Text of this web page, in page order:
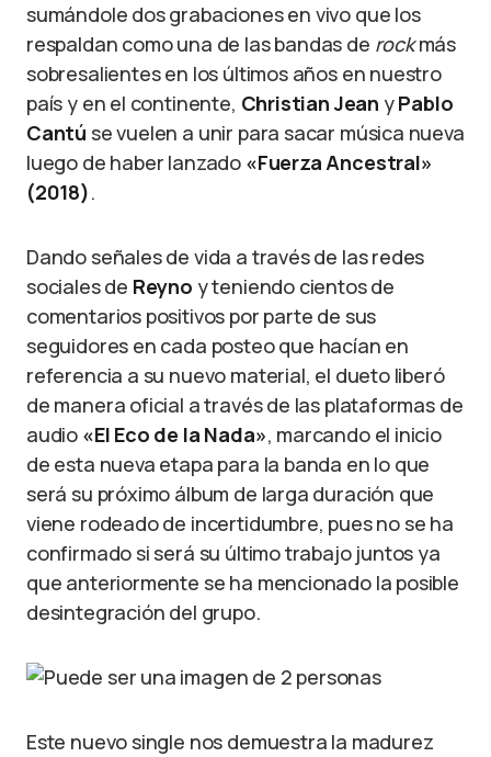
sumándole dos grabaciones en vivo que los
respaldan como una de las bandas de rockmás
sobresalientes en los últimos años en nuestro
país y en el continente, Christian Jean yPablo
Cantú se vuelen a unir para sacar música nueva
luego de haber lanzado «Fuerza Ancestral»
(2018).
Dando señales de vida a través de las redes
sociales de Reyno y teniendo cientos de
comentarios positivos por parte de sus
seguidores en cada posteo que hacían en
referencia a su nuevo material, el dueto liberó
de manera oficial a través de las plataformas de
audio «El Eco de la Nada», marcando el inicio
de esta nueva etapa para la banda en lo que
será su próximo álbum de larga duración que
viene rodeado de incertidumbre, pues no se ha
confirmado si será su último trabajo juntos ya
que anteriormente se ha mencionado la posible
desintegración del grupo.
Este nuevo single nos demuestra la madurez